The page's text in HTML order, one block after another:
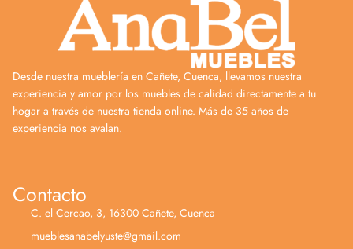
Desde nuestra mueblería en Cañete, Cuenca, llevamos nuestra
experiencia y amor por los muebles de calidad directamente a tu
hogar a través de nuestra tienda online. Más de 35 años de
experiencia nos avalan.
Contacto
C. el Cercao, 3, 16300 Cañete, Cuenca
mueblesanabelyuste@gmail.com